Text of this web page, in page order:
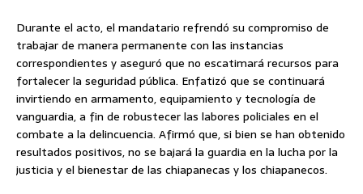
Durante el acto, el mandatario refrendó su compromiso de
trabajar de manera permanente con las instancias
correspondientes y aseguró que no escatimará recursos para
fortalecer la seguridad pública. Enfatizó que se continuará
invirtiendo en armamento, equipamiento y tecnología de
vanguardia, a fin de robustecer las labores policiales en el
combate a la delincuencia. Afirmó que, si bien se han obtenido
resultados positivos, no se bajará la guardia en la lucha por la
justicia y el bienestar de las chiapanecas y los chiapanecos.